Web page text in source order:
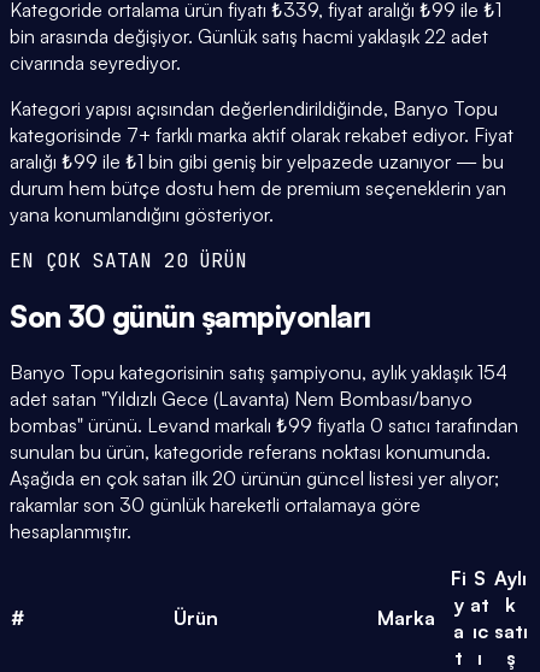
Kategoride ortalama ürün fiyatı ₺339, fiyat aralığı ₺99 ile ₺1
bin arasında değişiyor. Günlük satış hacmi yaklaşık 22 adet
civarında seyrediyor.
Kategori yapısı açısından değerlendirildiğinde, Banyo Topu
kategorisinde 7+ farklı marka aktif olarak rekabet ediyor. Fiyat
aralığı ₺99 ile ₺1 bin gibi geniş bir yelpazede uzanıyor — bu
durum hem bütçe dostu hem de premium seçeneklerin yan
yana konumlandığını gösteriyor.
EN ÇOK SATAN 20 ÜRÜN
Son 30 günün şampiyonları
Banyo Topu kategorisinin satış şampiyonu, aylık yaklaşık 154
adet satan "Yıldızlı Gece (Lavanta) Nem Bombası/banyo
bombas" ürünü. Levand markalı ₺99 fiyatla 0 satıcı tarafından
sunulan bu ürün, kategoride referans noktası konumunda.
Aşağıda en çok satan ilk 20 ürünün güncel listesi yer alıyor;
rakamlar son 30 günlük hareketli ortalamaya göre
hesaplanmıştır.
# Ürün Marka
Fi
y
a
t
S
at
ıc
ı
Aylı
k
satı
ş